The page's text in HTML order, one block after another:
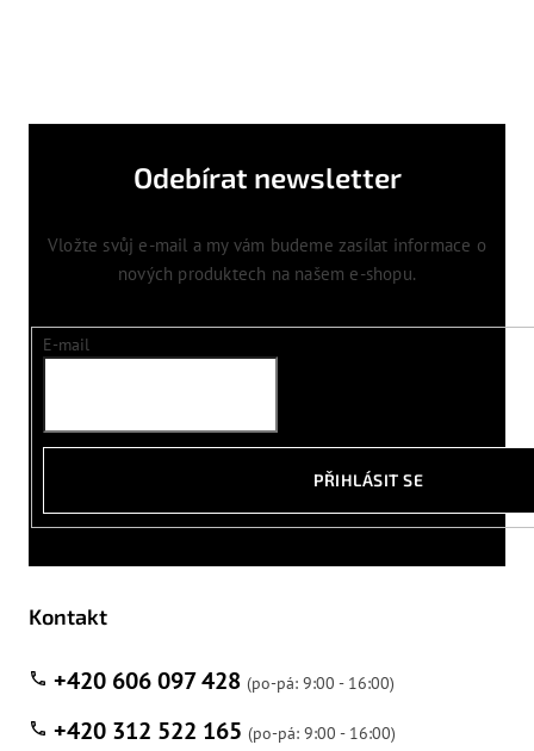
Odebírat newsletter
Vložte svůj e-mail a my vám budeme zasílat informace o
nových produktech na našem e-shopu.
E-mail
PŘIHLÁSIT SE
Kontakt
+420 606 097 428
+420 312 522 165